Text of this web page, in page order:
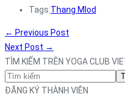
Tags:Thang Mlod
← Previous Post
Next Post →
TÌM KIẾM TRÊN YOGA CLUB
ĐĂNG KÝ THÀNH VIÊN